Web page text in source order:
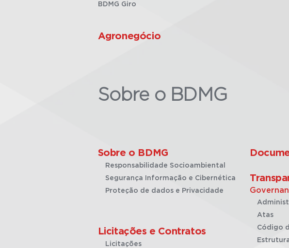
BDMG Giro
Agronegócio
Sobre o BDMG
Sobre o BDMG
Responsabilidade Socioambiental
Segurança Informação e Cibernética
Proteção de dados e Privacidade
Licitações e Contratos
Licitações
Atas
Código